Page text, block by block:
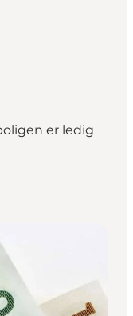
er ledig